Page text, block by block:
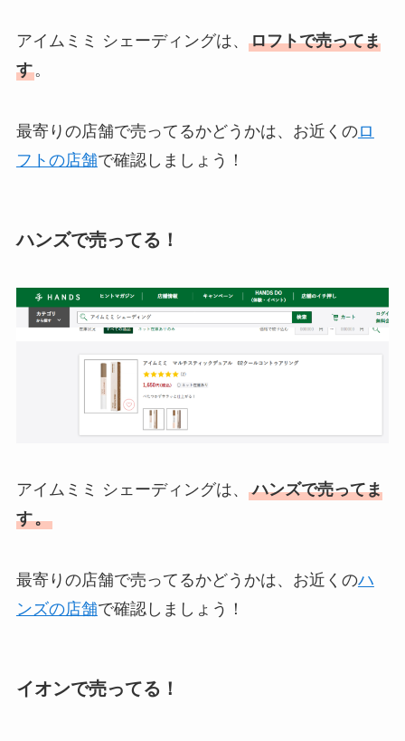
アイムミミ シェーディングは、 ロフトで売ってま
す。
最寄りの店舗で売ってるかどうかは、お近くのロ
フトの店舗で確認しましょう！
ハンズで売ってる！
アイムミミ シェーディングは、
ハンズで売ってま
す。
最寄りの店舗で売ってるかどうかは、お近くのハ
ンズの店舗で確認しましょう！
イオンで売ってる！